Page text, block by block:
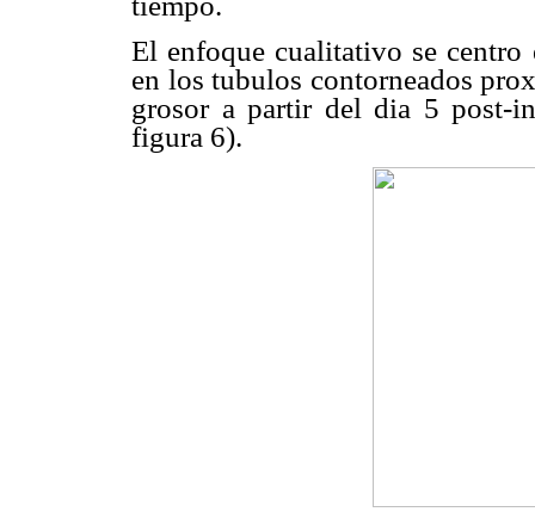
El enfoque cualitativo se centro
en los tubulos contorneados
grosor a partir del dia 5 post-
figura 6).